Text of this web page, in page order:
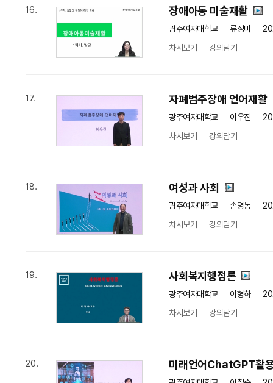
16. 장애아동 미술재활
광주여자대학교 류정미
차시보기
강의담기
17. 자폐범주장애 언어재활
광주여자대학교 이우진
차시보기
강의담기
18. 여성과 사회
광주여자대학교 손명동
차시보기
강의담기
19. 사회복지행정론
광주여자대학교 이형하
차시보기
강의담기
20. 미래언어ChatGPT활